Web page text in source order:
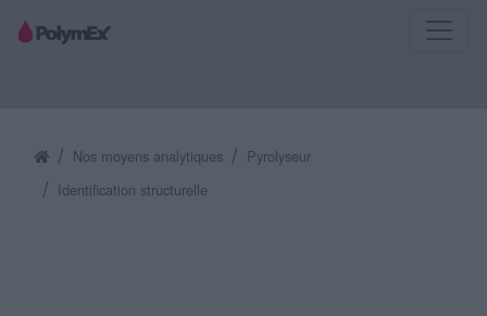
Nos moyens analytiques
Pyrolyseur
Identification structurelle